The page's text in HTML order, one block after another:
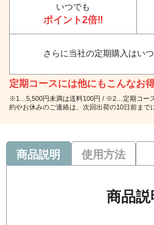
いつでも
ポイント2倍‼
さらに当社の定期購入はい
定期コースには他にもこんなお
※1…5,500円未満は送料100円 / ※2…定期コー
約やお休みのご連絡は、次回出荷の10日前まで
商品説明
商品説
使用方法